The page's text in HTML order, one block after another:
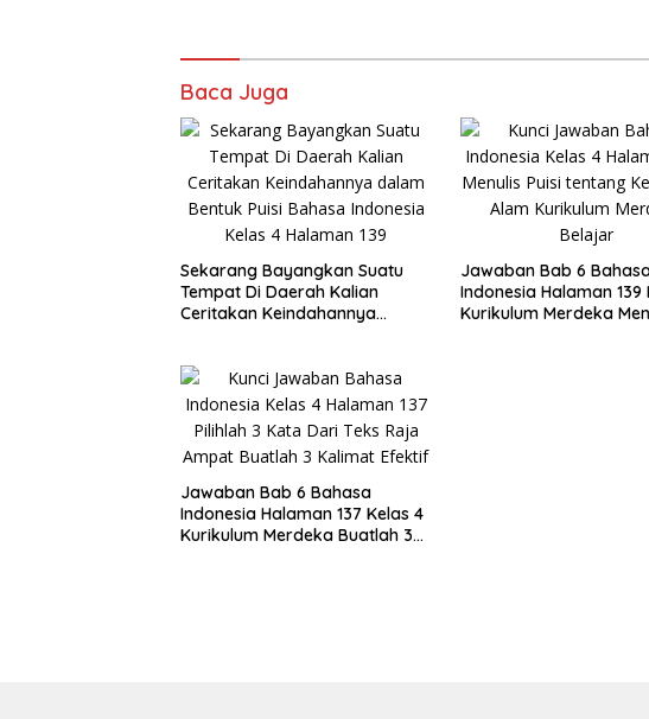
Baca Juga
Sekarang Bayangkan Suatu
Tempat Di Daerah Kalian
Ceritakan Keindahannya
Jawaban Bab 6
Indonesia Halaman 139
Kurikulum Merdeka
Jawaban Bab 6 Bahasa
Indonesia Halaman 137 Kelas 4
Kurikulum Merdeka Buatlah 3